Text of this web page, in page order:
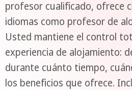
profesor cualificado, ofrece
idiomas como profesor de
Usted mantiene el control
experiencia de alojamiento:
durante cuánto tiempo,
los beneficios que ofrece.